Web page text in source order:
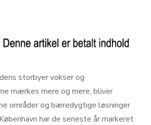
storbyer vokser og
mærkes mere og mere, bliver
områder og bæredygtige løsninger
har de seneste år markeret